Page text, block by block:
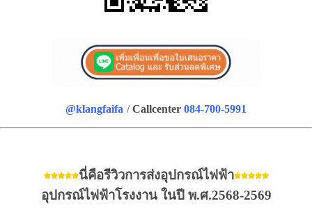
@klangfaifa /Callcenter 084-700-5991
นี่คือรีวิวการส่งอุปกรณ์ไฟฟ้า
อุปกรณ์ไฟฟ้าโรงงาน ในปี พ.ศ.2568-2569